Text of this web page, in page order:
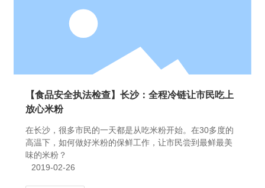
【食品安全执法检查】长沙：全程冷链让市民吃上
放心米粉
在长沙，很多市民的一天都是从吃米粉开始。在30多度的
高温下，如何做好米粉的保鲜工作，让市民尝到最鲜最美
味的米粉？
2019-02-26